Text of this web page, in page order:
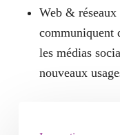
Web & réseaux
communiquent
les médias
nouveaux